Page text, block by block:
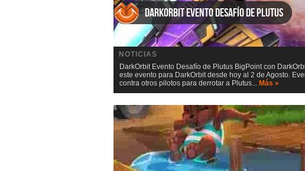
DarkOrbit Evento Desafío de Plutus
NOTICIAS
DarkOrbit Evento Desafío de Plutus BigPoint con
este evento para DarkOrbit desde hoy al 2 de Agosto.
contra otros pilotos para derrotar a Plutus... Más »